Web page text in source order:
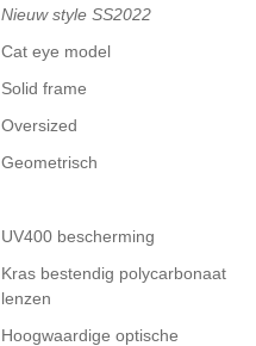
Nieuw style SS2022
Cat eye model
Solid frame
Oversized
Geometrisch
UV400 bescherming
Kras bestendig polycarbonaat
lenzen
Hoogwaardige optische